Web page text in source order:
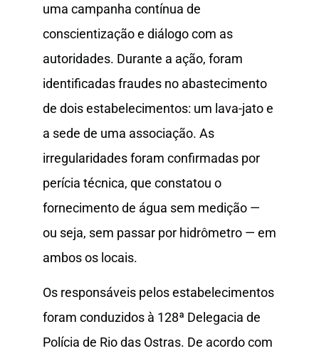
uma campanha contínua de
conscientização e diálogo com as
autoridades. Durante a ação, foram
identificadas fraudes no abastecimento
de dois estabelecimentos: um lava-jato e
a sede de uma associação. As
irregularidades foram confirmadas por
perícia técnica, que constatou o
fornecimento de água sem medição —
ou seja, sem passar por hidrômetro — em
ambos os locais.
Os responsáveis pelos estabelecimentos
foram conduzidos à 128ª Delegacia de
Polícia de Rio das Ostras. De acordo com